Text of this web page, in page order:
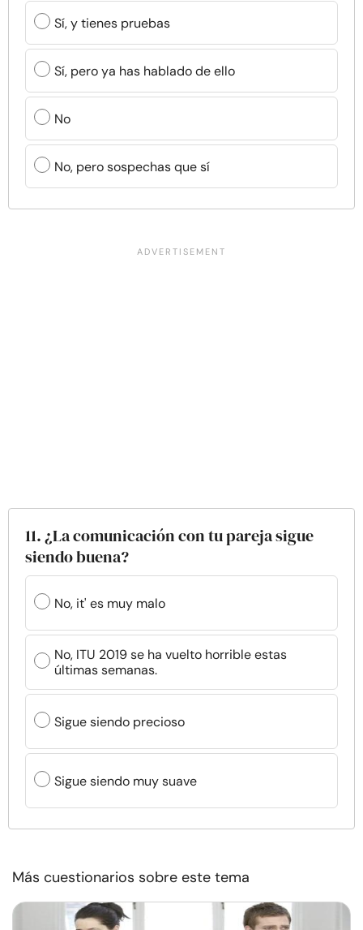
Sí, y tienes pruebas
Sí, pero ya has hablado de ello
No
No, pero sospechas que sí
11. ¿La comunicación con tu pareja sigue
siendo buena?
No, it' es muy malo
No, ITU 2019 se ha vuelto horrible estas
últimas semanas.
Sigue siendo precioso
Sigue siendo muy suave
Más cuestionarios sobre este tema